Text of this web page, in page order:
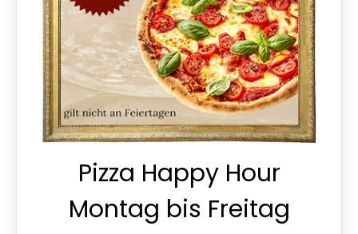
Pizza Happy Hour
Montag bis Freitag